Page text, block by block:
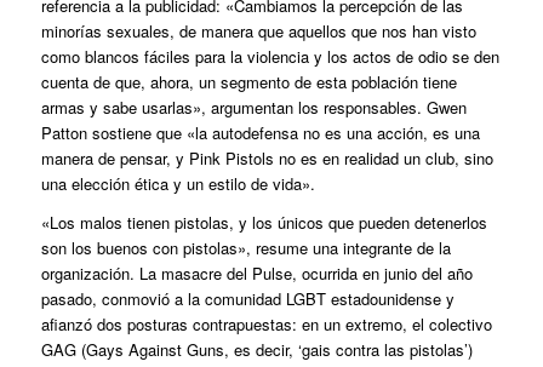
referencia a la publicidad: «Cambiamos la percepción de las
minorías sexuales, de manera que aquellos que nos han visto
como blancos fáciles para la violencia y los actos de odio se den
cuenta de que, ahora, un segmento de esta población tiene
armas y sabe usarlas», argumentan los responsables. Gwen
Patton sostiene que «la autodefensa no es una acción, es una
manera de pensar, y Pink Pistols no es en realidad un club, sino
una elección ética y un estilo de vida».
«Los malos tienen pistolas, y los únicos que pueden detenerlos
son los buenos con pistolas», resume una integrante de la
organización. La masacre del Pulse, ocurrida en junio del año
pasado, conmovió a la comunidad LGBT estadounidense y
afianzó dos posturas contrapuestas: en un extremo, el colectivo
GAG (Gays Against Guns, es decir, ‘gais contra las pistolas’)